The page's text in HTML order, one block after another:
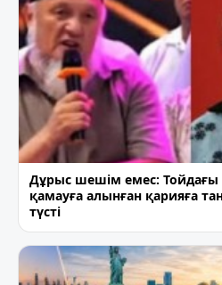
Дұрыс шешім емес: Тойдағы
қамауға алынған қарияға
түсті